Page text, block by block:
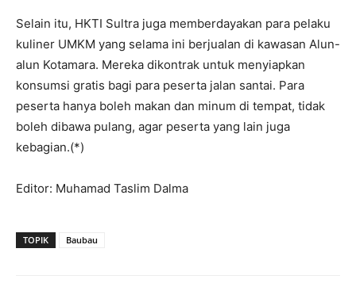
Selain itu, HKTI Sultra juga memberdayakan para pelaku
kuliner UMKM yang selama ini berjualan di kawasan Alun-
alun Kotamara. Mereka dikontrak untuk menyiapkan
konsumsi gratis bagi para peserta jalan santai. Para
peserta hanya boleh makan dan minum di tempat, tidak
boleh dibawa pulang, agar peserta yang lain juga
kebagian.(*)
Editor: Muhamad Taslim Dalma
TOPIK Baubau